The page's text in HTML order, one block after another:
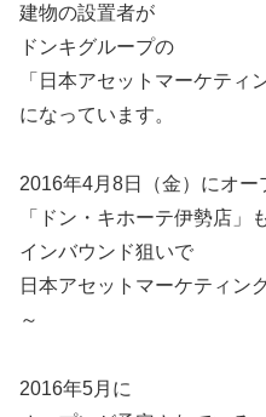
建物の設置者が
ドンキグループの
「日本アセットマーケティ
になっています。
2016年4月8日（金）にオー
「ドン・キホーテ伊勢店」
インバウンド狙いで
日本アセットマーケティン
～
2016年5月に